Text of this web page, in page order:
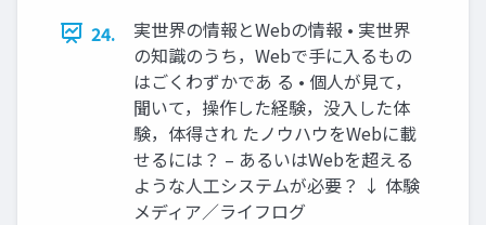
24.
実世界の情報とWebの情報 • 実世界
の知識のうち，Webで手に入るもの
はごくわずかであ る • 個人が見て，
聞いて，操作した経験，没入した体
験，体得され たノウハウをWebに載
せるには？ – あるいはWebを超える
ような人工システムが必要？ ↓ 体験
メディア／ライフログ